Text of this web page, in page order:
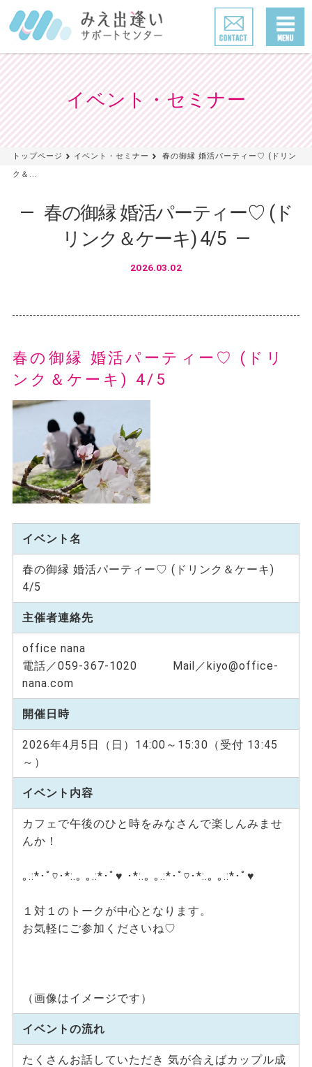
イベント・セミナー
トップページ イベント・セミナー
春の御縁 婚活パーティー♡ (ドリン
ク＆...
春の御縁 婚活パーティー♡ (ド
リンク＆ケーキ) 4/5
2026.03.02
春の御縁 婚活パーティー♡ (ドリ
ンク＆ケーキ) 4/5
イベント名
春の御縁 婚活パーティー♡ (ドリンク＆ケーキ)
4/5
主催者連絡先
office nana
電話／059-367-1020 Mail／kiyo@office-
nana.com
開催日時
2026年4月5日（日）14:00～15:30（受付 13:45
～）
イベント内容
カフェで午後のひと時をみなさんで楽しんみませ
んか！
｡.:*･ﾟ♡･*:.｡ ｡.:*･ﾟ♥ ･*:.｡ ｡.:*･ﾟ♡･*:.｡ ｡.:*･ﾟ♥
１対１のトークが中心となります。
お気軽にご参加くださいね♡
（画像はイメージです）
イベントの流れ
たくさんお話していただき 気が合えばカップル成